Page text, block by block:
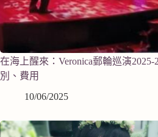
在海上醒來：Veronica郵輪巡演
別、費用
10/06/2025